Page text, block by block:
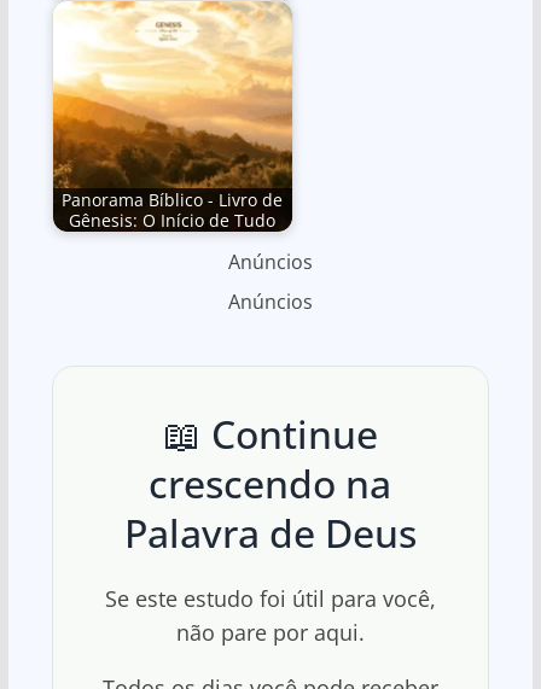
Panorama Bíblico - Livro de
Gênesis: O Início de Tudo
Anúncios
Anúncios
📖 Continue
crescendo na
Palavra de Deus
Se este estudo foi útil para você,
não pare por aqui.